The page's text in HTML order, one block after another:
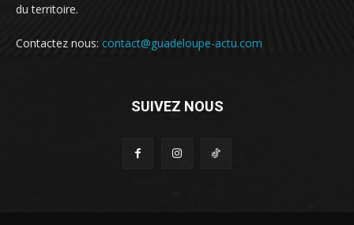
du territoire.
Contactez nous: contact@guadeloupe-actu.com
SUIVEZ NOUS